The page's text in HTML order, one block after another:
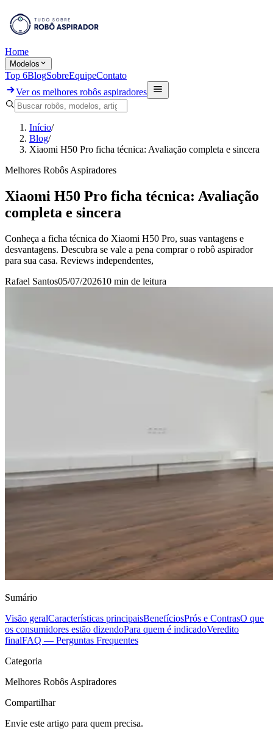
Home
Modelos
Top 6BlogSobreEquipeContato
Ver os melhores robôs aspiradores
Início/
Blog/
Xiaomi H50 Pro ficha técnica: Avaliação completa e sincera
Melhores Robôs Aspiradores
Xiaomi H50 Pro ficha técnica: Avaliação
completa e sincera
Conheça a ficha técnica do Xiaomi H50 Pro, suas vantagens e
desvantagens. Descubra se vale a pena comprar o robô aspirador
para sua casa. Reviews independentes,
Rafael Santos05/07/202610 min de leitura
Sumário
Visão geralCaracterísticas principaisBenefíciosPrós e ContrasO que
os consumidores estão dizendoPara quem é indicadoVeredito
finalFAQ — Perguntas Frequentes
Categoria
Melhores Robôs Aspiradores
Compartilhar
Envie este artigo para quem precisa.